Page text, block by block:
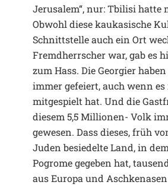
Jerusalem“, nur: Tbilisi hatte
Obwohl diese kaukasische
Schnittstelle auch ein Ort
Fremdherrscher war, gab es
zum Hass. Die Georgier haben
immer gefeiert, auch wenn
mitgespielt hat. Und die
diesem 5,5 Millionen- Volk
gewesen. Dass dieses, früh
Juden besiedelte Land, in
Pogrome gegeben hat,
aus Europa und